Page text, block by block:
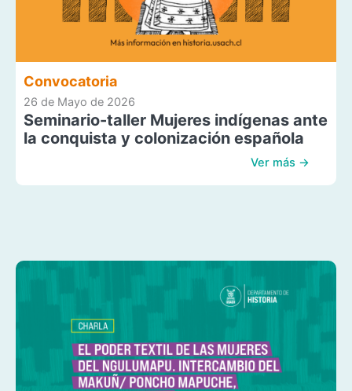
Convocatoria
26 de Mayo de 2026
Seminario-taller Mujeres indígenas ante
la conquista y colonización española
Ver más →